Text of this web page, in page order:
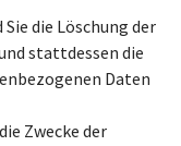
die Löschung der
stattdessen die
Daten
Zwecke der